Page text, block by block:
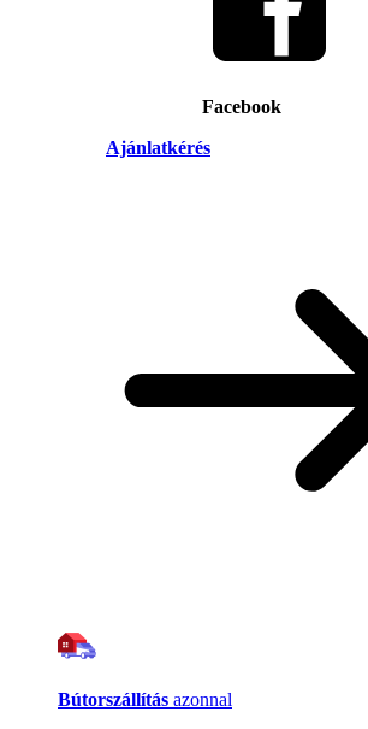
Facebook
Ajánlatkérés
Bútorszállítás azonnal